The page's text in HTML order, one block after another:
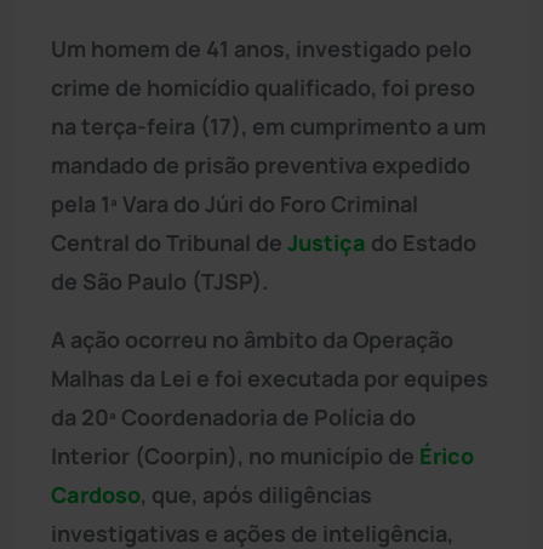
Um homem de 41 anos, investigado pelo
crime de homicídio qualificado, foi preso
na terça-feira (17), em cumprimento a um
mandado de prisão preventiva expedido
pela 1ª Vara do Júri do Foro Criminal
Central do Tribunal de Justiça do Estado
de São Paulo (TJSP).
A ação ocorreu no âmbito da Operação
Malhas da Lei e foi executada por equipes
da 20ª Coordenadoria de Polícia do
Interior (Coorpin), no município de Érico
Cardoso, que, após diligências
investigativas e ações de inteligência,